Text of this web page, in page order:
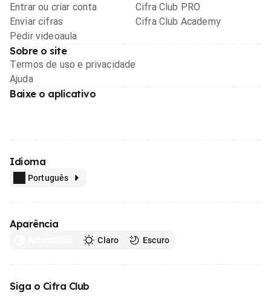
Entrar ou criar conta
Enviar cifras
Pedir videoaula
Cifra Club PRO
Cifra Club Academy
Sobre o site
Termos de uso e privacidade
Ajuda
Baixe o aplicativo
Idioma
Português
Aparência
Claro Escuro
Siga o Cifra Club